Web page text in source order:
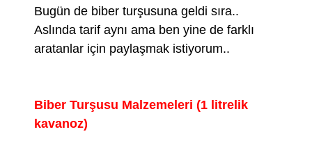
Bugün de biber turşusuna geldi sıra..
Aslında tarif aynı ama ben yine de farklı
aratanlar için paylaşmak istiyorum..
Biber Turşusu Malzemeleri (1 litrelik
kavanoz)